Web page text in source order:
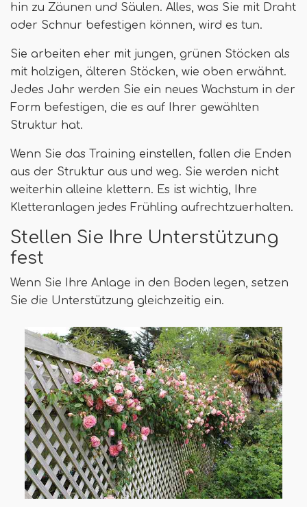
hin zu Zäunen und Säulen. Alles, was Sie mit Draht
oder Schnur befestigen können, wird es tun.
Sie arbeiten eher mit jungen, grünen Stöcken als
mit holzigen, älteren Stöcken, wie oben erwähnt.
Jedes Jahr werden Sie ein neues Wachstum in der
Form befestigen, die es auf Ihrer gewählten
Struktur hat.
Wenn Sie das Training einstellen, fallen die Enden
aus der Struktur aus und weg. Sie werden nicht
weiterhin alleine klettern. Es ist wichtig, Ihre
Kletteranlagen jedes Frühling aufrechtzuerhalten.
Stellen Sie Ihre Unterstützung
fest
Wenn Sie Ihre Anlage in den Boden legen, setzen
Sie die Unterstützung gleichzeitig ein.